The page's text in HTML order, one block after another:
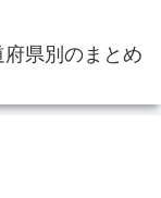
県別のまとめ